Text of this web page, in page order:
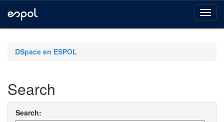
navigationDSpace en ESPOL
Search
Search: